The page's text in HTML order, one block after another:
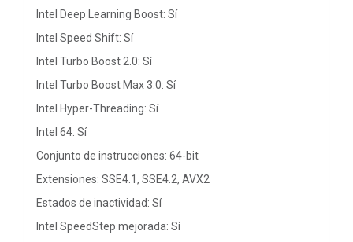
Intel Deep Learning Boost: Sí
Intel Speed Shift: Sí
Intel Turbo Boost 2.0: Sí
Intel Turbo Boost Max 3.0: Sí
Intel Hyper-Threading: Sí
Intel 64: Sí
Conjunto de instrucciones: 64-bit
Extensiones: SSE4.1, SSE4.2, AVX2
Estados de inactividad: Sí
Intel SpeedStep mejorada: Sí